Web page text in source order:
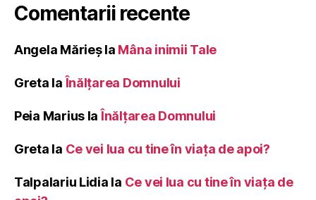
Comentarii recente
Angela Mărieșla Mâna inimii Tale
Greta laÎnălţarea Domnului
Peia Marius laÎnălţarea Domnului
Greta la Ce vei lua cu tine în viața de apoi?
Talpalariu Lidia la Ce vei lua cu tine în viața de